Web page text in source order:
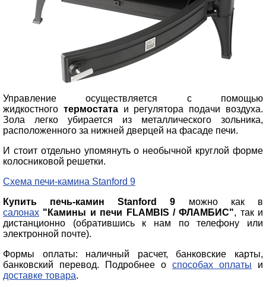
Управление осуществляется с помощью
жидкостного термостатаи регулятора подачи воздуха.
Зола легко убирается из металлического зольника,
расположенного за нижней дверцей на фасаде печи.
И стоит отдельно упомянуть о необычной круглой форме
колосниковой решетки.
Схема печи-камина Stanford 9
Купить печь-камин Stanford 9 можно как в
салонах "Камины и печи FLAMBIS / ФЛАМБИС", так и
дистанционно (обратившись к нам по телефону или
электронной почте).
Формы оплаты: наличный расчет, банковские карты,
банковский перевод. Подробнее о способах оплаты и
доставке товара.